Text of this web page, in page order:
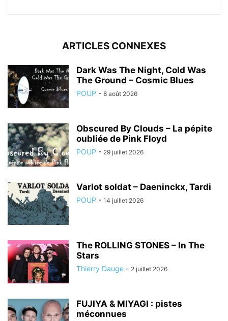
ARTICLES CONNEXES
Dark Was The Night, Cold Was
The Ground – Cosmic Blues
POUP - 8 août 2026
Obscured By Clouds – La pépite
oubliée de Pink Floyd
POUP - 29 juillet 2026
Varlot soldat – Daeninckx, Tardi
POUP - 14 juillet 2026
The ROLLING STONES – In The
Stars
Thierry Dauge - 2 juillet 2026
FUJIYA & MIYAGI : pistes
méconnues